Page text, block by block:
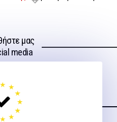
μας
media